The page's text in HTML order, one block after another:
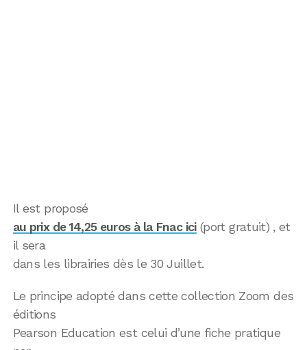
Il est proposé
au prix de 14,25 euros à la Fnac ici(port gratuit) , et
il sera
dans les librairies dès le 30 Juillet.
Le principe adopté dans cette collection Zoom des
éditions
Pearson Education est celui d’une fiche pratique